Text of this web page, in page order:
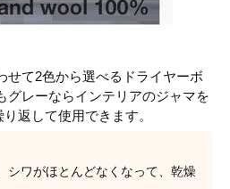
せて2色から選べるドライヤーボ
グレーならインテリアのジャマを
返して使用できます。
シワがほとんどなくなって、乾燥